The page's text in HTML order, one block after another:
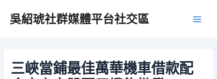
吳紹琥社群媒體平台社交區
三峽當鋪最佳萬華機車借款配